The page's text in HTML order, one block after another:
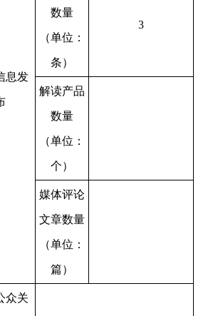
息发
数量
（单位：
条）
3
解读产品
数量
（单位：
个）
媒体评论
文章数量
（单位：
篇）
众关